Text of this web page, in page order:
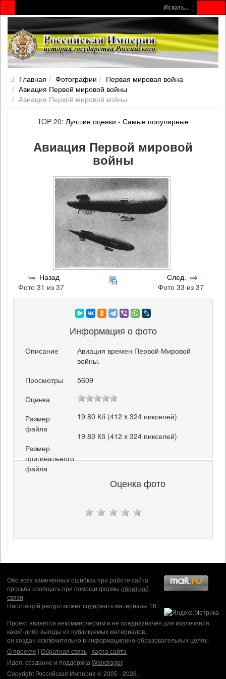
Искать...
Главная Фотографии
Первая мировая война
Авиация Первой мировой войны
Авиация Первой мировой войны
TOP 20: Лучшие оценки - Самые популярные
Авиация Первой мировой
войны
Назад
Фото 31 из 37
След.
Фото 33 из 37
Информация о фото
Описание
Авиация времен Первой Мировой
войны.
Просмотры
5609
Оценка
Размер
файла
19.80 Кб (412 x 324 пикселей)
Размер
оригинального
файла
19.80 Кб (412 x 324 пикселей)
Оценка фото
Обо всех замеченных ошибках при работе сайта
просьба сообщать при помощи формы обратной
связи.
Настоящий ресурс может содержать материалы 18+.
Проект является некоммерческим и не предназначен для извлечения
какой-либо выгоды из публикуемых материалов,
он создан исключительно в информационно-образовательных целях.
О проекте | Обратная связь | Карта сайта
Идея, создание и поддержка Wandragor.
Copyright Российская Империя © 2005 - 2026.